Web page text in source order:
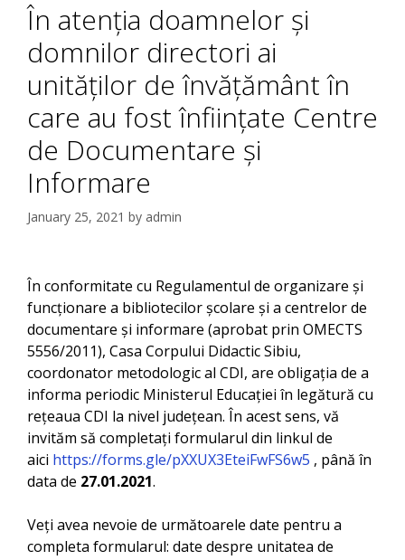
În atenția doamnelor și
domnilor directori ai
unităților de învățământ în
care au fost înființate Centre
de Documentare și
Informare
January 25, 2021 by admin
În conformitate cu Regulamentul de organizare și
funcționare a bibliotecilor școlare și a centrelor de
documentare și informare (aprobat prin OMECTS
5556/2011), Casa Corpului Didactic Sibiu,
coordonator metodologic al CDI, are obligația de a
informa periodic Ministerul Educației în legătură cu
rețeaua CDI la nivel județean. În acest sens, vă
invităm să completați formularul din linkul de
aici https://forms.gle/pXXUX3EteiFwFS6w5 , până în
data de 27.01.2021.
Veți avea nevoie de următoarele date pentru a
completa formularul: date despre unitatea de